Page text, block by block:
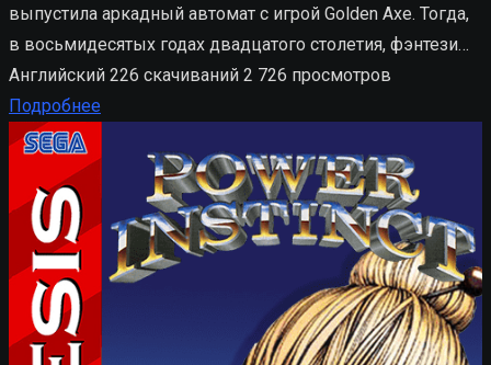
выпустила аркадный автомат с игрой Golden Axe. Тогда,
в восьмидесятых годах двадцатого столетия, фэнтези…
Английский 226 скачиваний 2 726 просмотров
Подробнее